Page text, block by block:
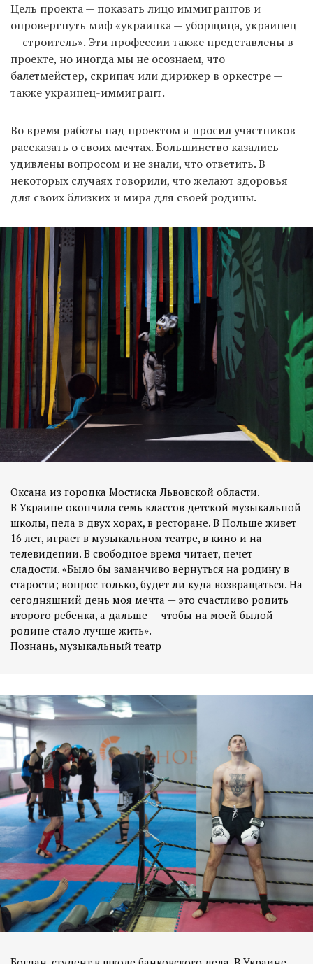
Цель проекта — показать лицо иммигрантов и
опровергнуть миф «украинка — уборщица, украинец
— строитель». Эти профессии также представлены в
проекте, но иногда мы не осознаем, что
балетмейстер, скрипач или дирижер в оркестре —
также украинец-иммигрант.
Во время работы над проектом я просилучастников
рассказать о своих мечтах. Большинство казались
удивлены ​​вопросом и не знали, что ответить. В
некоторых случаях говорили, что желают здоровья
для своих близких и мира для своей родины.
Оксана из городка Мостиска Львовской области.
В Украине окончила семь классов детской музыкальной
школы, пела в двух хорах, в ресторане. В Польше живет
16 лет, играет в музыкальном театре, в кино и на
телевидении. В свободное время читает, печет
сладости. «Было бы заманчиво вернуться на родину в
старости; вопрос только, будет ли куда возвращаться. На
сегодняшний день моя мечта — это счастливо родить
второго ребенка, а дальше — чтобы на моей былой
родине стало лучше жить».
Познань, музыкальный театр